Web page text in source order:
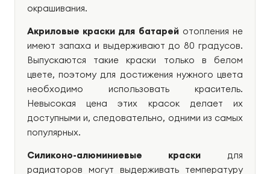
окрашивания.
Акриловые краски для батарейотопления не
имеют запаха и выдерживают до 80 градусов.
Выпускаются такие краски только в белом
цвете, поэтому для достижения нужного цвета
необходимо использовать краситель.
Невысокая цена этих красок делает их
доступными и, следовательно, одними из самых
популярных.
Силиконо-алюминиевые краски для
радиаторов могут выдерживать температуру